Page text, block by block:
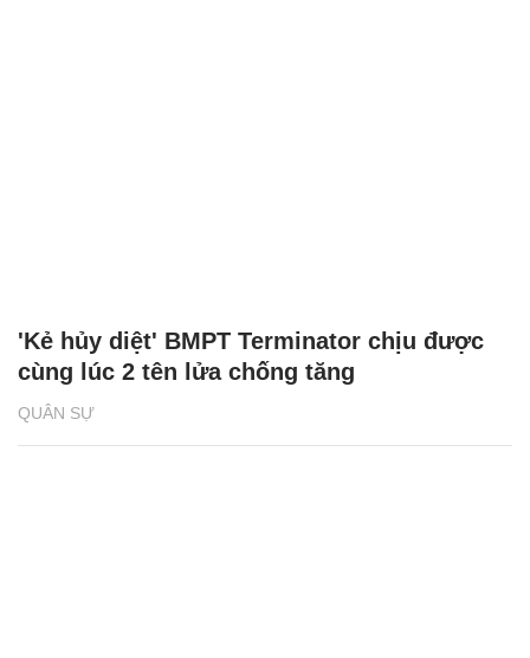
QUÂN SỰ
'Kẻ hủy diệt' BMPT Terminator chịu được
cùng lúc 2 tên lửa chống tăng